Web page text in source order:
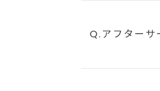
Q.アフターサ